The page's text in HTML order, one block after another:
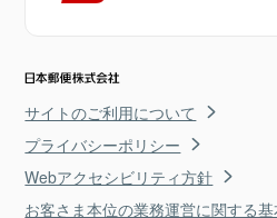
サイトのご利用について
プライバシーポリシー
Webアクセシビリティ方針
お客さま本位の業務運営に関する